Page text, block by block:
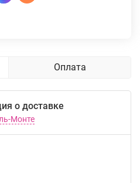
Оплата
о доставке
Монте